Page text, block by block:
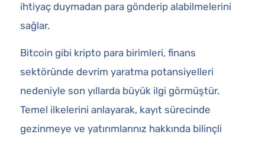
ihtiyaç duymadan para gönderip alabilmelerini
sağlar.
Bitcoin gibi kripto para birimleri, finans
sektöründe devrim yaratma potansiyelleri
nedeniyle son yıllarda büyük ilgi görmüştür.
Temel ilkelerini anlayarak, kayıt sürecinde
gezinmeye ve yatırımlarınız hakkında bilinçli